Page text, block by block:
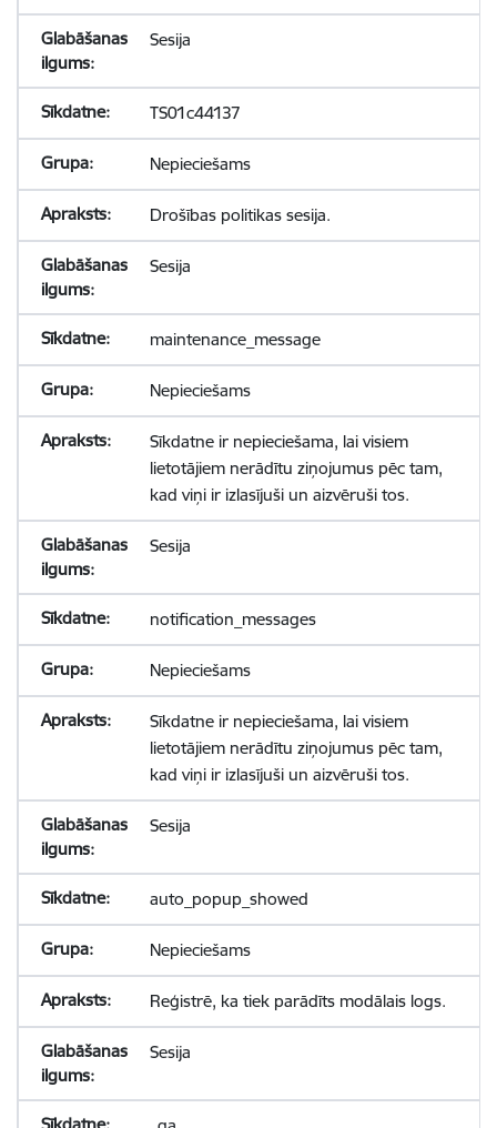
Sesija
TS01c44137
Nepieciešams
Drošības politikas sesija.
Sesija
maintenance_message
Nepieciešams
Sīkdatne ir nepieciešama, lai visiem
lietotājiem nerādītu ziņojumus pēc tam,
kad viņi ir izlasījuši un aizvēruši tos.
Sesija
notification_messages
Nepieciešams
Sīkdatne ir nepieciešama, lai visiem
lietotājiem nerādītu ziņojumus pēc tam,
kad viņi ir izlasījuši un aizvēruši tos.
Sesija
auto_popup_showed
Nepieciešams
Reģistrē, ka tiek parādīts modālais logs.
Sesija